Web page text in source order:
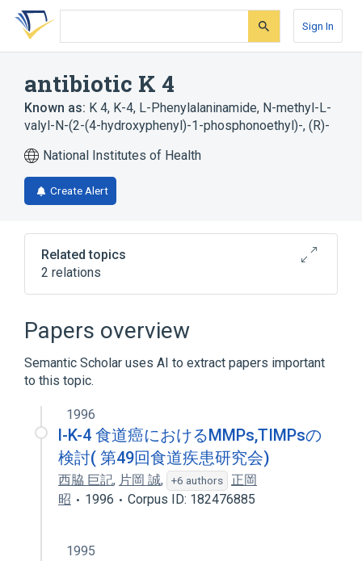
Skip
search
Skip
Skip
account
Sign In
antibiotic K 4
Known as: K 4, K-4, L-Phenylalaninamide, N-methyl-L-
valyl-N-(2-(4-hydroxyphenyl)-1-phosphonoethyl)-, (R)-
National Institutes of Health
Create Alert
Related topics
2 relations
Narrower
I5-B1
Papers overview
Semantic Scholar uses AI to extract papers important
to this topic.
1996
l-K-4 食道癌におけるMMPs,TIMPsの
検討( 第49回食道疾患研究会)
西脇 巨記, 片岡 誠, +6 authors
正岡
昭
1996 Corpus ID: 182476885
1995